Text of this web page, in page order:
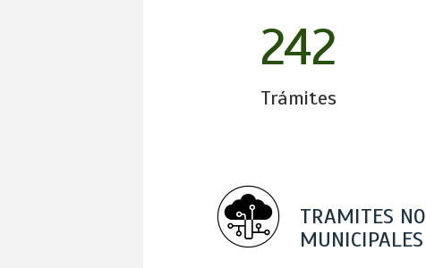
242
Trámites
TRAMITES NO
MUNICIPALES